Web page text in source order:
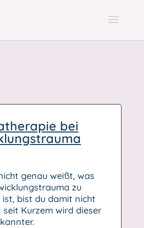
bei
genau weißt, was
zu
bist du damit nicht
seit Kurzem wird dieser